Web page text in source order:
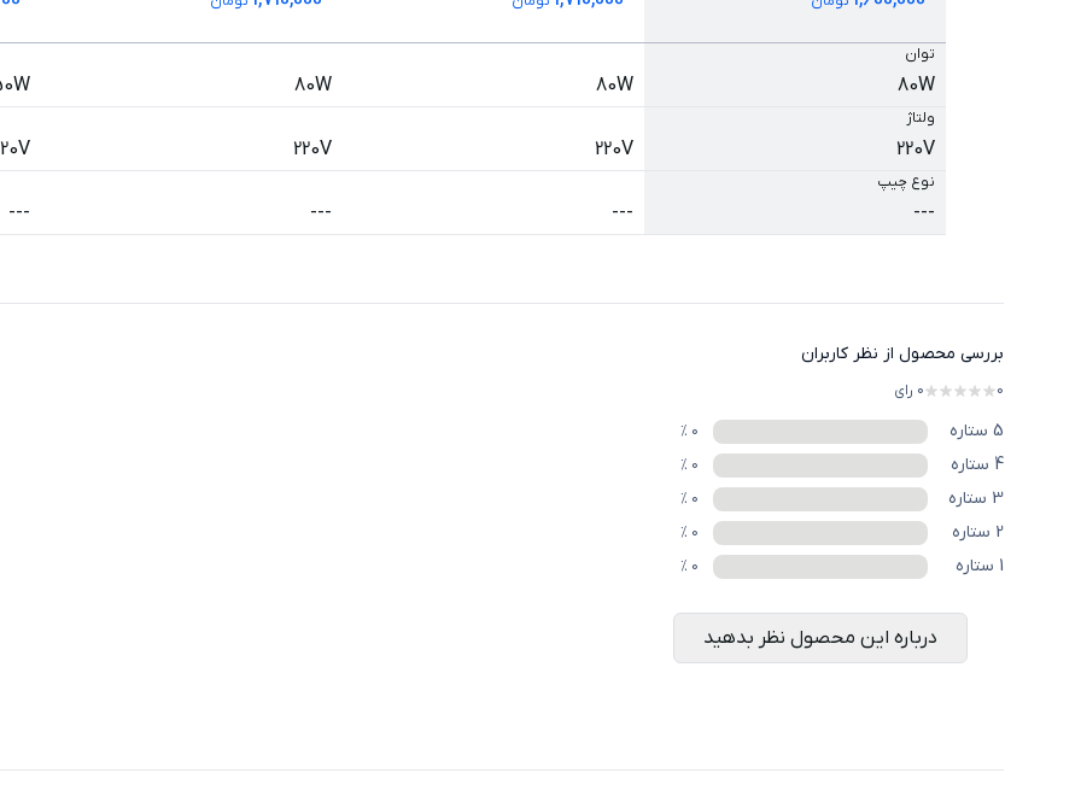
توان
80W
80W
80W
ولتاژ
220V
220V
220V
نوع چیپ
---
---
---
---
بررسی محصول از نظر کاربران
0
0 رای
5 ستاره 0
%
4 ستاره 0
%
3 ستاره 0
%
2 ستاره 0
%
1 ستاره 0
%
درباره این محصول نظر بدهید